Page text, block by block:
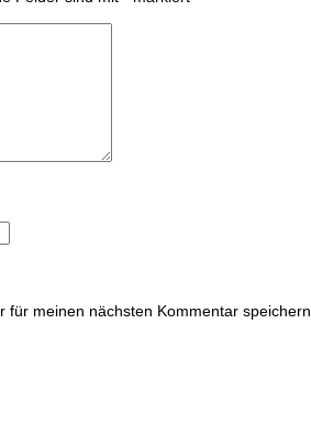
meinen nächsten Kommentar speichern.